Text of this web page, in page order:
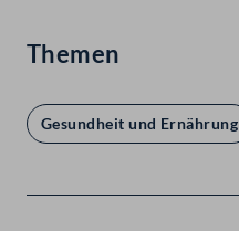
Themen
Gesundheit und Ernährung